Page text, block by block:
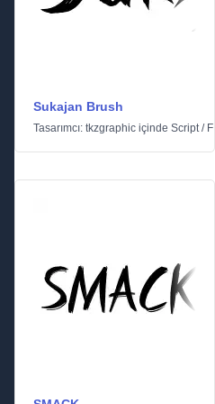
Sukajan Brush
Tasarımcı: tkzgraphic içinde Script/